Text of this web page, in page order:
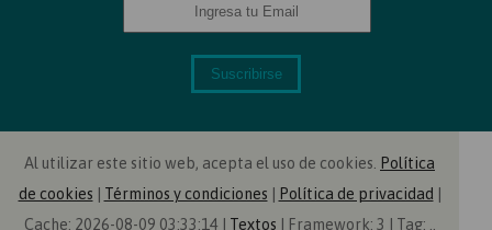
Suscribirse
Al utilizar este sitio web, acepta el uso de cookies.
Política
de cookies
Términos y condiciones Política de privacidad
Cache: 2026-08-09 03:33:14 | Textos Framework: 3 | Tag: